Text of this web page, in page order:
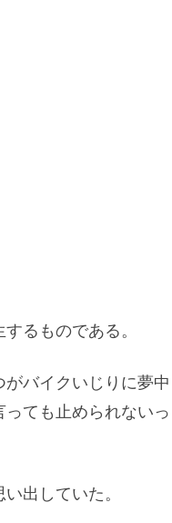
るものである。
がバイクいじりに夢中
ても止められないっ
出していた。